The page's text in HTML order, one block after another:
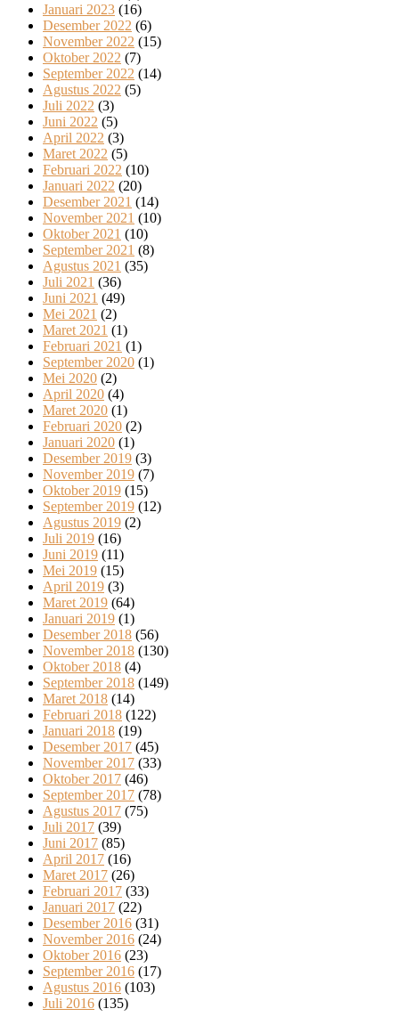
Januari 2023 (16)
Desember 2022 (6)
November 2022 (15)
Oktober 2022 (7)
September 2022 (14)
Agustus 2022 (5)
Juli 2022 (3)
Juni 2022 (5)
April 2022 (3)
Maret 2022 (5)
Februari 2022 (10)
Januari 2022 (20)
Desember 2021 (14)
November 2021 (10)
Oktober 2021 (10)
September 2021 (8)
Agustus 2021 (35)
Juli 2021 (36)
Juni 2021 (49)
Mei 2021 (2)
Maret 2021 (1)
Februari 2021 (1)
September 2020 (1)
Mei 2020 (2)
April 2020 (4)
Maret 2020 (1)
Februari 2020 (2)
Januari 2020 (1)
Desember 2019 (3)
November 2019 (7)
Oktober 2019 (15)
September 2019 (12)
Agustus 2019 (2)
Juli 2019 (16)
Juni 2019 (11)
Mei 2019 (15)
April 2019 (3)
Maret 2019 (64)
Januari 2019 (1)
Desember 2018 (56)
November 2018 (130)
Oktober 2018 (4)
September 2018 (149)
Maret 2018 (14)
Februari 2018 (122)
Januari 2018 (19)
Desember 2017 (45)
November 2017 (33)
Oktober 2017 (46)
September 2017 (78)
Agustus 2017 (75)
Juli 2017 (39)
Juni 2017 (85)
April 2017 (16)
Maret 2017 (26)
Februari 2017 (33)
Januari 2017 (22)
Desember 2016 (31)
November 2016 (24)
Oktober 2016 (23)
September 2016 (17)
Agustus 2016 (103)
Juli 2016 (135)